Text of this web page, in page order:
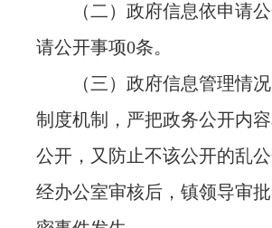
（二）政府信息依申请
请公开事项0条。
（三）政府信息管理情
制度机制，严把政务公开内
公开，又防止不该公开的乱
经办公室审核后，镇领导审